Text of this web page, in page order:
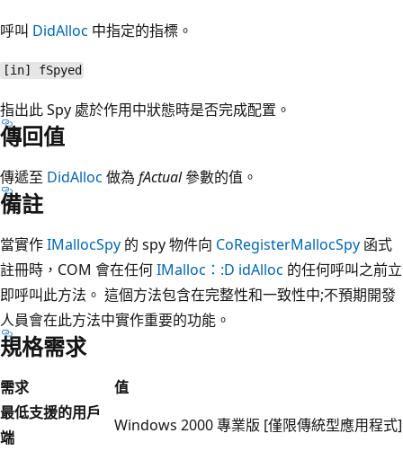
呼叫 DidAlloc 中指定的指標。
[in] fSpyed
指出此 Spy 處於作用中狀態時是否完成配置。
傳回值
傳遞至 DidAlloc 做為 fActual參數的值。
備註
當實作IMallocSpy 的 spy 物件向 CoRegisterMallocSpy 函式
註冊時，COM 會在任何IMalloc：:D idAlloc 的任何呼叫之前立
即呼叫此方法。 這個方法包含在完整性和一致性中;不預期開發
人員會在此方法中實作重要的功能。
規格需求
需求
值
最低支援的用戶
端
Windows 2000 專業版 [僅限傳統型應用程式]